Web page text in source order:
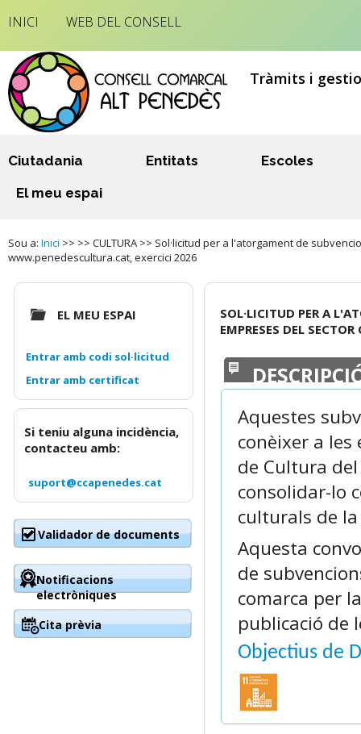
INICI WEB DEL CONSELL
Tràmits i
Ciutadania Entitats
Escoles
El meu espai
Sou a: Inici >> >> CULTURA >> Sol·licitud per a l'atorgament de
www.penedescultura.cat, exercici 2026
SOL·LICITUD PER A
EMPRESES DEL
Aquestes
conèixer a les
de Cultura del
consolidar-lo
culturals de
Aquesta
de
comarca per
publicació de
Objectius de
EL MEU ESPAI
Entrar amb codi sol·licitud
Si teniu alguna incidència,
contacteu amb:
suport@ccapenedes.cat
Validador de documents
Notificacions
electròniques
Cita prèvia